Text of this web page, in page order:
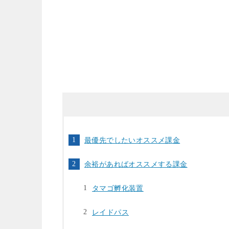
最優先でしたいオススメ課金
余裕があればオススメする課金
タマゴ孵化装置
レイドパス